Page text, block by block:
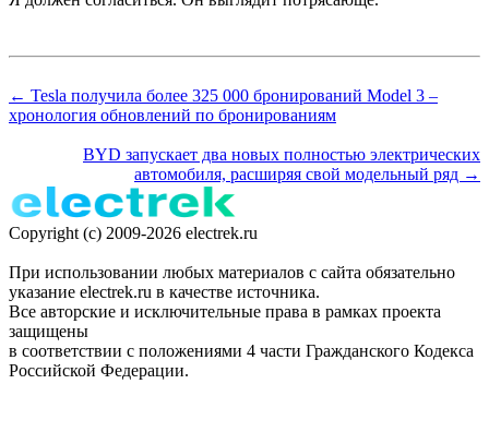
← Tesla получила более 325 000 бронирований Model 3 –
хронология обновлений по бронированиям
BYD запускает два новых полностью электрических
автомобиля, расширяя свой модельный ряд →
Copyright (c) 2009-2026 electrek.ru
При использовании любых материалов с сайта обязательно
указание electrek.ru в качестве источника.
Все авторские и исключительные права в рамках проекта
защищены
в соответствии с положениями 4 части Гражданского Кодекса
Российской Федерации.